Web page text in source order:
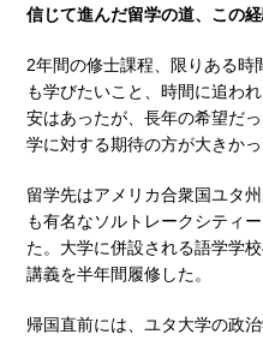
信じて進んだ留学の道、この
2年間の修士課程、限りある時
も学びたいこと、時間に追わ
安はあったが、長年の希望だ
学に対する期待の方が大きかっ
留学先はアメリカ合衆国ユタ
も有名なソルトレークシティ
た。大学に併設される語学学
講義を半年間履修した。
帰国直前には、ユタ大学の政